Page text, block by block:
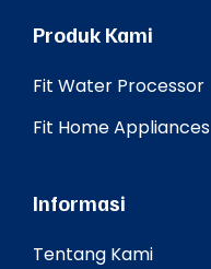
Produk Kami
Fit Water Processor
Fit Home Appliances
Informasi
Tentang Kami